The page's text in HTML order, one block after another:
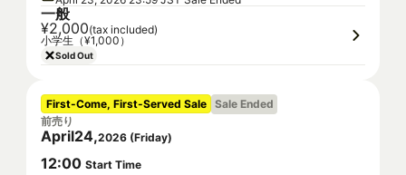
一般
¥2,000(tax included)
小学生（¥1,000）
Sold Out
First-Come, First-Served Sale Sale Ended
前売り
April24,2026 (Friday)
12:00 Start Time